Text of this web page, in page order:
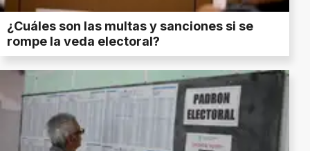
¿Cuáles son las multas y sanciones si se
rompe la veda electoral?